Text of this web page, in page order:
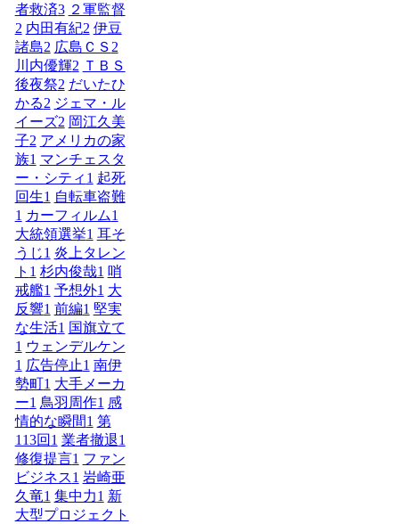
者救済3 ２軍監督
2 内田有紀2 伊豆
諸島2 広島ＣＳ 2
川内優輝2 ＴＢＳ
後夜祭2 だいたひ
かる2 ジェマ・ル
イーズ2 岡江久美
子2 アメリカの家
族1 マンチェスタ
ー・シティ 1 起死
回生1 自転車盗難
1 カーフィルム1
大統領選挙1 耳そ
うじ1 炎上タレン
ト 1 杉内俊哉1 哨
戒艦1 予想外1 大
反響1 前編1 堅実
な生活1 国旗立て
1 ウェンデルケン
1 広告停止1 南伊
勢町1 大手メーカ
ー1 鳥羽周作1 感
情的な瞬間1 第
113回 1 業者撤退1
修復提言1 ファン
ビジネス1 岩崎亜
久竜1 集中力1 新
大型プロジェクト